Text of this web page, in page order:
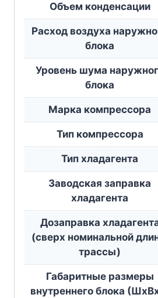
Объем конденсации
Расход воздуха
блока
Уровень шума
блока
Марка компрессора
Тип компрессора
Тип хладагента
Заводская заправка
хладагента
Дозаправка
(сверх номинальной
трассы)
Габаритные размеры
внутреннего блока